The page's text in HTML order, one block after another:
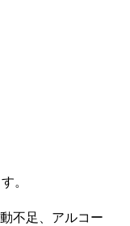
。
不足、アルコー